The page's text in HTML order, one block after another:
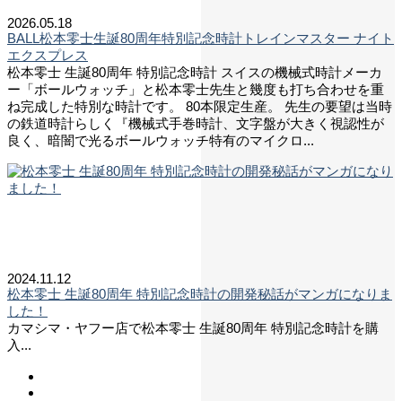
2026.05.18
BALL松本零士生誕80周年特別記念時計トレインマスター ナイト
エクスプレス
松本零士 生誕80周年 特別記念時計 スイスの機械式時計メーカ
ー「ボールウォッチ」と松本零士先生と幾度も打ち合わせを重
ね完成した特別な時計です。 80本限定生産。 先生の要望は当時
の鉄道時計らしく『機械式手巻時計、文字盤が大きく視認性が
良く、暗闇で光るボールウォッチ特有のマイクロ...
2024.11.12
松本零士 生誕80周年 特別記念時計の開発秘話がマンガになりま
した！
カマシマ・ヤフー店で松本零士 生誕80周年 特別記念時計を購
入...